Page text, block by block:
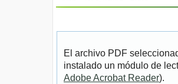
El archivo PDF
instalado un módulo de
Adobe Acrobat Reader).